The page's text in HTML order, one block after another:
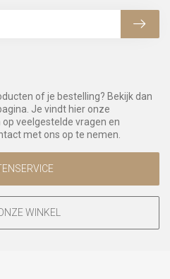
of je bestelling? Bekijk dan
Je vindt hier onze
veelgestelde vragen en
met ons op te nemen.
WINKEL